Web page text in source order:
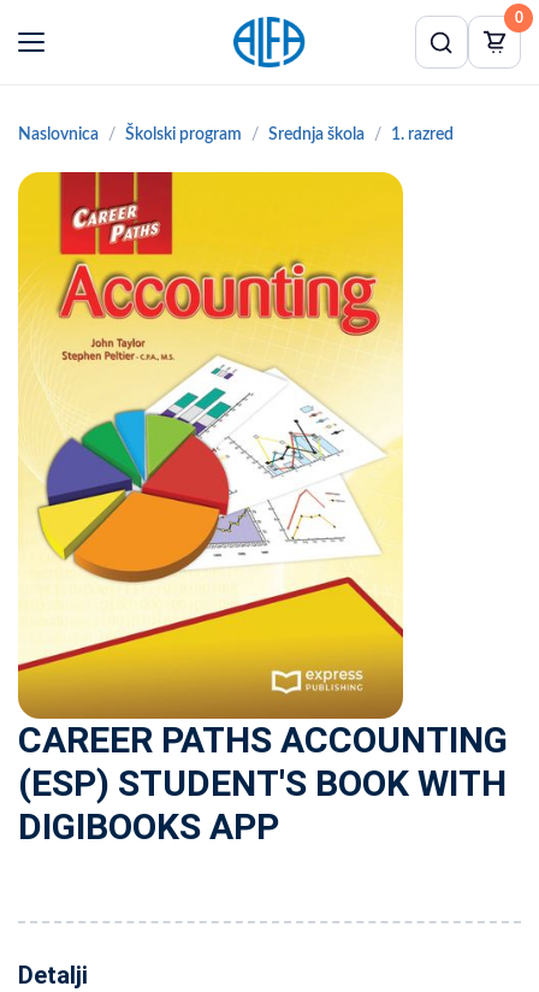
0
Naslovnica Školski program Srednja škola 1. razred
CAREER PATHS ACCOUNTING
(ESP) STUDENT'S BOOK WITH
DIGIBOOKS APP
Detalji